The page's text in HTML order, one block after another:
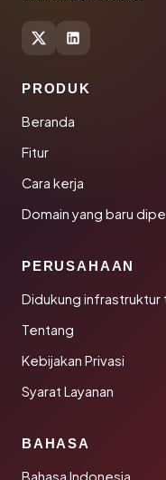
PRODUK
Beranda
Fitur
Cara kerja
Domain yang baru
PERUSAHAAN
Didukung
Tentang
Kebijakan Privasi
Syarat Layanan
BAHASA
Bahasa Indonesia